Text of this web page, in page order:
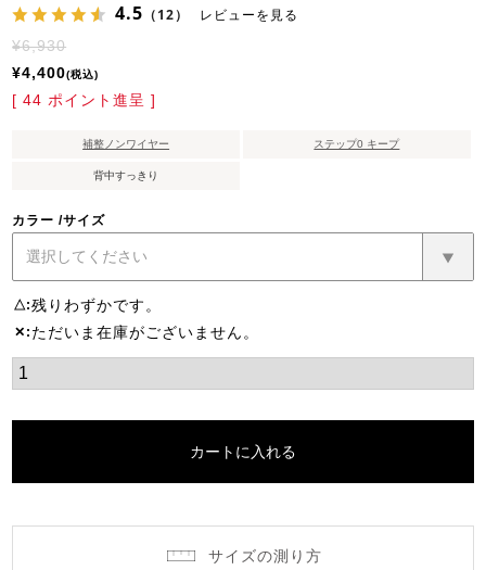
4.5 （12） レビューを見る
¥6,930
¥4,400 税込
[ 44 ポイント進呈 ]
補整ノンワイヤー ステップ0 キープ
背中すっきり
カラー サイズ
△ 残りわずかです。
✕ ただいま在庫がございません。
カートに入れる
サイズの測り方